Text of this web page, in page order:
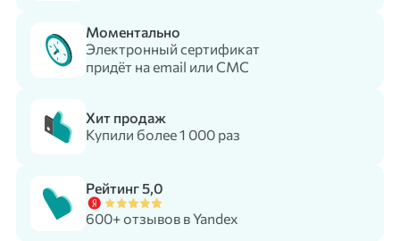
Моментально
Электронный сертификат
придёт на email или СМС
Хит продаж
Купили более 1 000 раз
Рейтинг 5,0
600+ отзывов в Yandex